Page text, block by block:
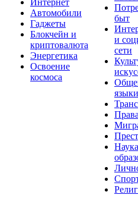
Интернет
Автомобили
Гаджеты
Блокчейн и
криптовалюта
Энергетика
Освоение
космоса
быт
и
сети
языки